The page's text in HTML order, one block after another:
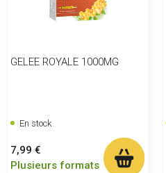
GELEE ROYALE 1000MG
En stock
Prix
7,99 €
Plusieurs formats